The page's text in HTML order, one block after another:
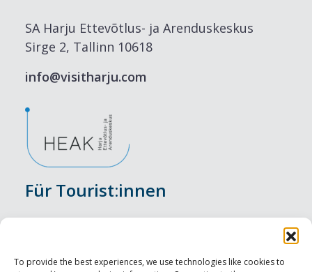
To provide the best experiences, we use technologies like cookies to
SA Harju Ettevõtlus- ja Arenduskeskus
Sirge 2, Tallinn 10618
info@visitharju.com
Für Tourist:innen
Unterkunft